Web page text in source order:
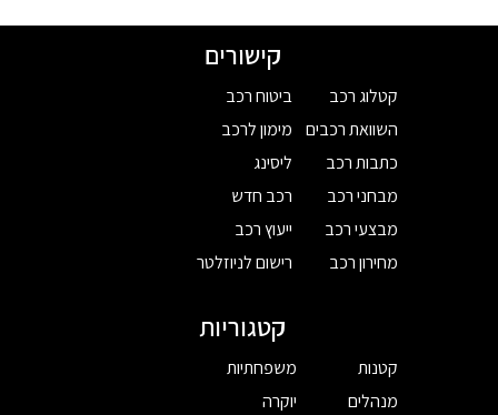
קישורים
קטלוג רכב
השוואת רכבים
כתבות רכב
מבחני רכב
מבצעי רכב
מחירון רכב
ביטוח רכב
מימון לרכב
ליסינג
רכב חדש
ייעוץ רכב
רישום לניוזלטר
קטגוריות
קטנות
מנהלים
משפחתיות
יוקרה